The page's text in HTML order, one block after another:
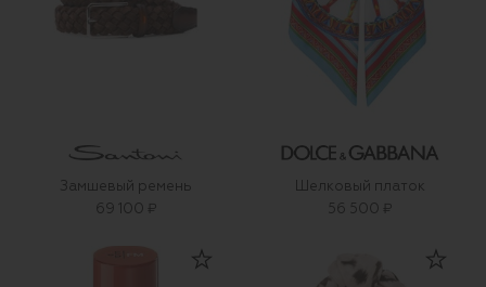
Замшевый ремень
69 100 ₽
Шелковый платок
56 500 ₽